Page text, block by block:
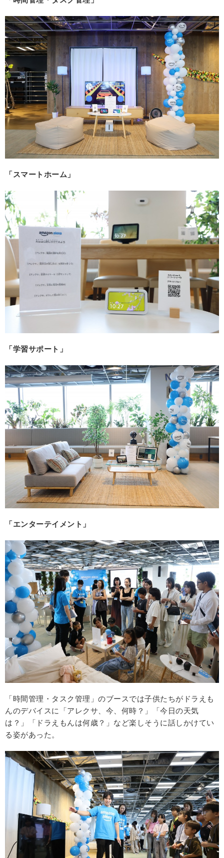
「スマートホーム」
「学習サポート」
「エンターテイメント」
「時間管理・タスク管理」のブースでは子供たちがドラえも
んのデバイスに「アレクサ、今、何時？」「今日の天気
は？」「ドラえもんは何歳？」など楽しそうに話しかけてい
る姿があった。